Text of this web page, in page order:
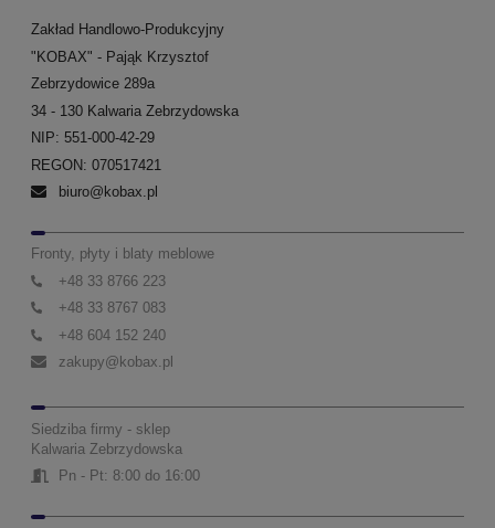
Zakład Handlowo-Produkcyjny
"KOBAX" - Pająk Krzysztof
Zebrzydowice 289a
34 - 130 Kalwaria Zebrzydowska
NIP: 551-000-42-29
REGON: 070517421
biuro@kobax.pl
Fronty, płyty i blaty meblowe
+48 33 8766 223
+48 33 8767 083
+48 604 152 240
zakupy@kobax.pl
Siedziba firmy - sklep
Kalwaria Zebrzydowska
Pn - Pt: 8:00 do 16:00